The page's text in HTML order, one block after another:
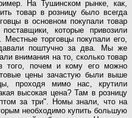
На Тушинском рынке, как,
товар в розницу было всегда
в основном покупали товар
которые привозили
торговцы покупали его,
поштучно за два. Мы же
внимания на то, сколько товар
того, почем и кому его можно
цены зачастую были выше
проходя мимо нас, крутили
высокая цена? Там в розницу
за три". Номы знали, что на
необходимо купить большую